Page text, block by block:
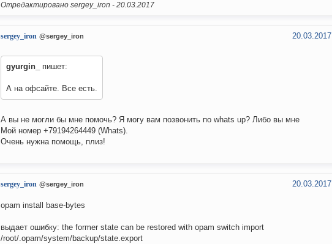
Отредактировано sergey_iron - 20.03.2017
sergey_iron @sergey_iron 20.03.2017
gyurgin_ пишет:
А на офсайте. Все есть.
А вы не могли бы мне помочь? Я могу вам позвонить по whats up? Либо вы мне
Мой номер +79194264449 (Whats).
Очень нужна помощь, плиз!
sergey_iron @sergey_iron 20.03.2017
opam install base-bytes
выдает ошибку: the former state can be restored with opam switch import
/root/.opam/system/backup/state.export